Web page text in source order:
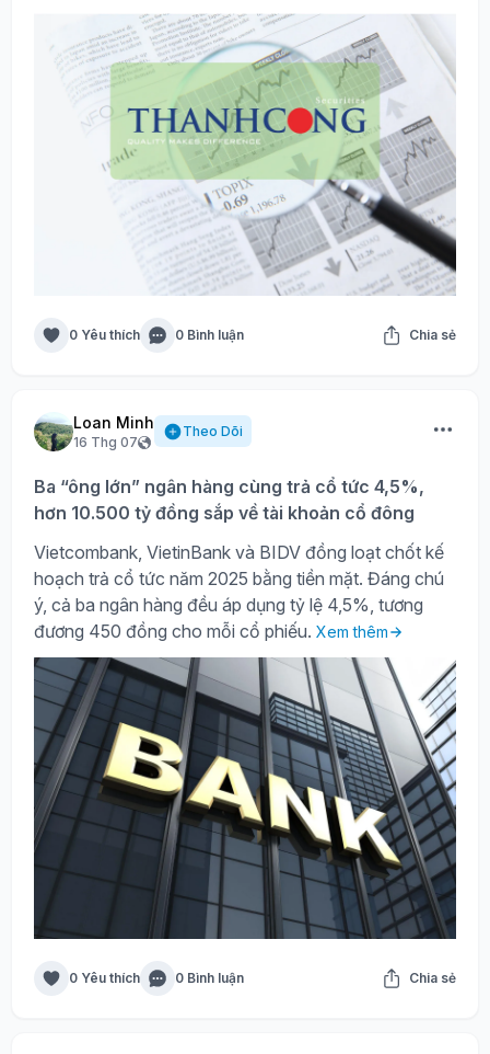
0 Yêu thích 0 Bình luận Chia sẻ
Loan Minh
16 Thg 07
Theo Dõi
Ba “ông lớn” ngân hàng cùng trả cổ tức 4,5%,
hơn 10.500 tỷ đồng sắp về tài khoản cổ đông
Vietcombank, VietinBank và BIDV đồng loạt chốt kế
hoạch trả cổ tức năm 2025 bằng tiền mặt. Đáng chú
ý, cả ba ngân hàng đều áp dụng tỷ lệ 4,5%, tương
đương 450 đồng cho mỗi cổ phiếu. Xem thêm
0 Yêu thích 0 Bình luận Chia sẻ